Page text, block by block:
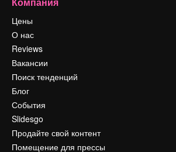
Цены
О нас
Reviews
Вакансии
Поиск тенденций
Блог
События
Slidesgo
Продайте свой контент
Помещение для прессы